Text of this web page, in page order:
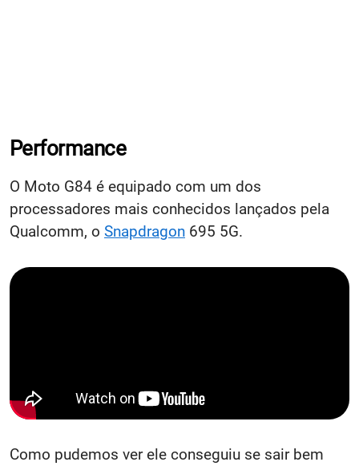
Performance
O Moto G84 é equipado com um dos
processadores mais conhecidos lançados pela
Qualcomm, o Snapdragon 695 5G.
Como pudemos ver ele conseguiu se sair bem